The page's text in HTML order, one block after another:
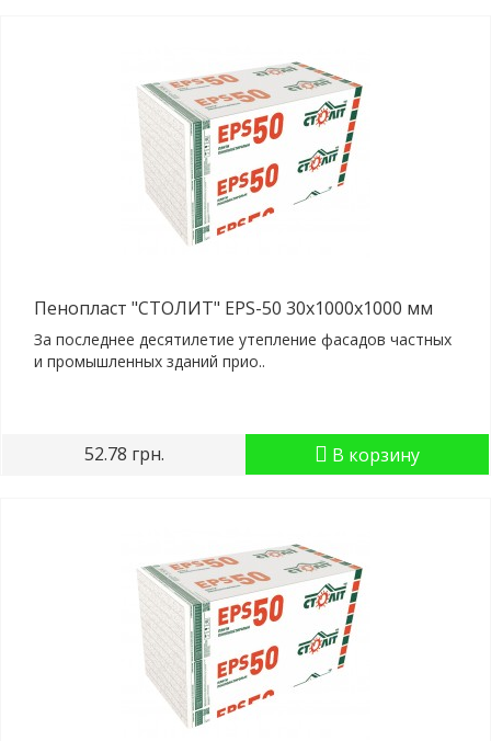
Пенопласт "СТОЛИТ" EPS-50 30x1000x1000 мм
За последнее десятилетие утепление фасадов частных
и промышленных зданий прио..
52.78 грн. В корзину